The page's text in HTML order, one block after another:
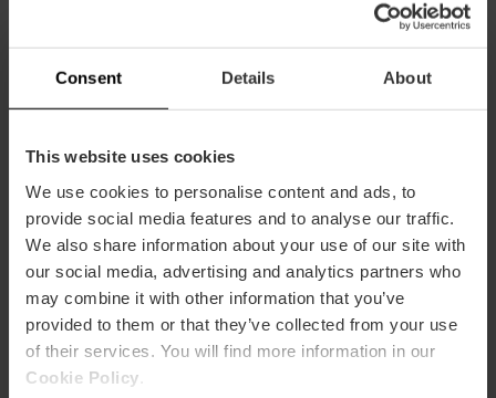
Consent Details About
This website uses cookies
We use cookies to personalise content and ads, to
provide social media features and to analyse our traffic.
We also share information about your use of our site with
our social media, advertising and analytics partners who
may combine it with other information that you’ve
provided to them or that they’ve collected from your use
of their services. You will find more information in our
Cookie Policy
Teatre Talia, Calle de Caballeros, València, España